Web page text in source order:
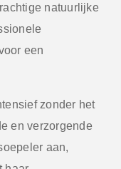
natuurlijke
een
zonder het
en verzorgende
aan,